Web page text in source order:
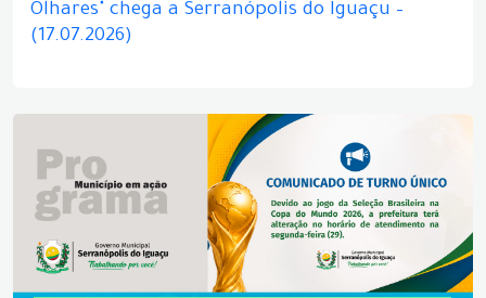
Olhares" chega a Serranópolis do Iguaçu –
(17.07.2026)